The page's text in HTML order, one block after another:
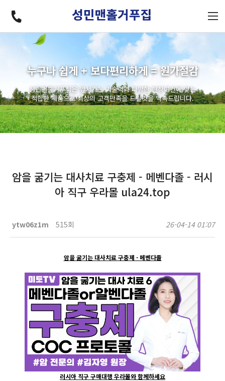
누구나 쉽게 + 보다편리하게 = 원가절감
성민맨홀거푸집은 앞서가는 기술력과 다양한 현장여건에 맞는
적합한 제품으로 최상의 고객만족을 드릴것을 약속드립니다.
암을 굶기는 대사치료 구충제 - 메벤다졸 - 러시
아 직구 우라몰 ula24.top
ytw06z1m 515회 26-04-14 01:07
암을 굶기는 대사치료 구충제 - 메벤다졸
러시아 직구 구매대행 우라몰와 함께하세요